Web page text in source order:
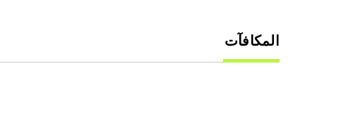
المكافآت